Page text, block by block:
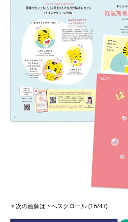
▼次の画像は下へスクロール (16/43)